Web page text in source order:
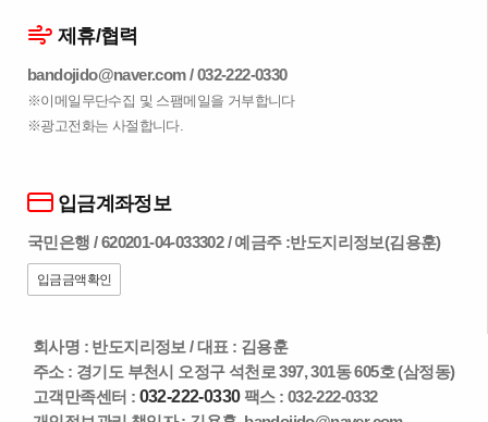
제휴/협력
bandojido@naver.com/032-222-0330
※이메일무단수집 및 스팸메일을 거부합니다
※광고전화는 사절합니다.
입금계좌정보
국민은행 / 620201-04-033302 / 예금주 :반도지리정보(김용훈)
입금금액확인
회사명 : 반도지리정보 /대표 : 김용훈
주소 : 경기도 부천시 오정구 석천로 397, 301동 605호 (삼정동)
고객만족센터 : 032-222-0330 팩스 : 032-222-0332